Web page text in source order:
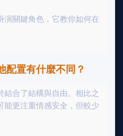
演關鍵角色，它教你如何在
配置有什麼不同？
結合了結構與自由。相比之
能更注重情感安全，但較少